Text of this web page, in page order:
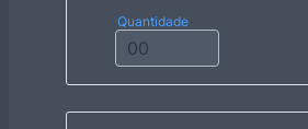
Quantidade